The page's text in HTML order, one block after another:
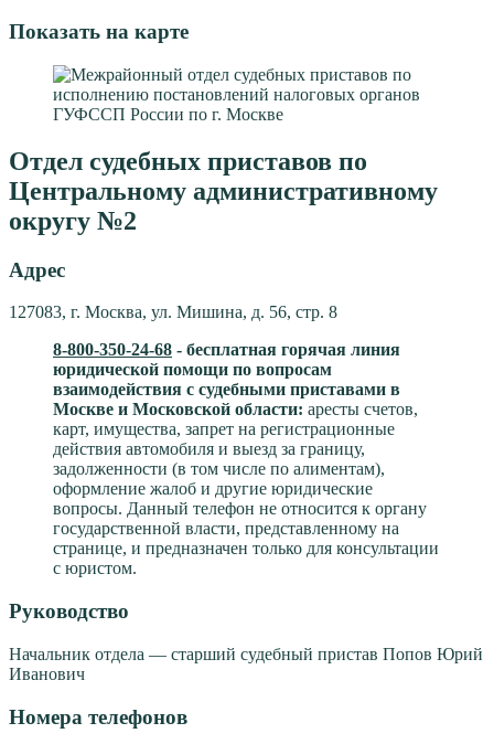
Показать на карте
Отдел судебных приставов по
Центральному административному
округу №2
Адрес
127083, г. Москва, ул. Мишина, д. 56, стр. 8
8-800-350-24-68 - бесплатная горячая линия
юридической помощи по вопросам
взаимодействия с судебными приставами в
Москве и Московской области: аресты счетов,
карт, имущества, запрет на регистрационные
действия автомобиля и выезд за границу,
задолженности (в том числе по алиментам),
оформление жалоб и другие юридические
вопросы. Данный телефон не относится к органу
государственной власти, представленному на
странице, и предназначен только для консультации
с юристом.
Руководство
Начальник отдела — старший судебный пристав Попов Юрий
Иванович
Номера телефонов